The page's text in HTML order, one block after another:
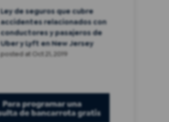
Ley de seguros que cubre
accidentes relacionados con
conductores y pasajeros de
Uber y Lyft en New Jersey
posted at Oct 21, 2019